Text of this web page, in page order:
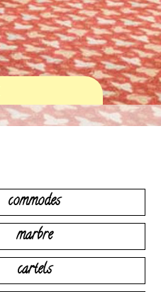
commodes
marbre
cartels